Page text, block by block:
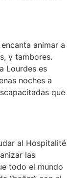
animar a
y tambores.
Lourdes es
noches a
que
al Hospitalité
las
todo el mundo